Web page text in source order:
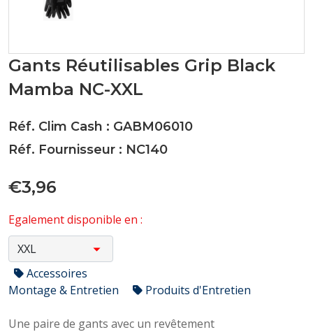
Gants Réutilisables Grip Black
Mamba NC-XXL
Réf. Clim Cash : GABM06010
Réf. Fournisseur : NC140
€3,96
Egalement disponible en :
Accessoires
Montage & Entretien
Produits d'Entretien
Une paire de gants avec un revêtement